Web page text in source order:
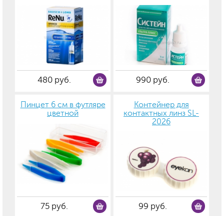
480 руб. 990 руб.
Пинцет 6 см в футляре
цветной
75 руб.
Контейнер для
контактных линз SL-
2026
99 руб.